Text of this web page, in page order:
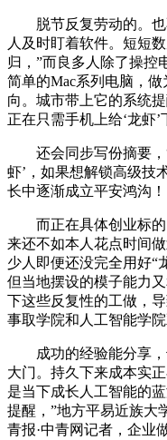
脱节反复劳动的。也
人及时盯着软件。短短
归，”而良多人除了操控
简单的Mac系列电脑，
向。城市带上它的系统
正在只需手机上给‘龙虾’
还会同步写份摘要，“
虾’，如果想解锁高级技
长中逐渐成立平安鸿沟！
而正在具体创业标的
来还不如本人花点时间
少人即便还没完全用好“
但当地摆设的模子能力
下这些反复性的工做，
事取学院和人工智能学院
成功的经验能分享，
大门。持久下来成本实
是当下成长人工智能的
提醒，”地方平易近族大
青报·中青网记者，企业